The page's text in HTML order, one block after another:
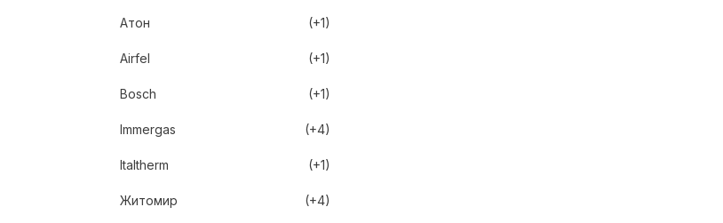
Атон (+1)
Airfel (+1)
Bosch (+1)
Immergas (+4)
Italtherm (+1)
Житомир (+4)